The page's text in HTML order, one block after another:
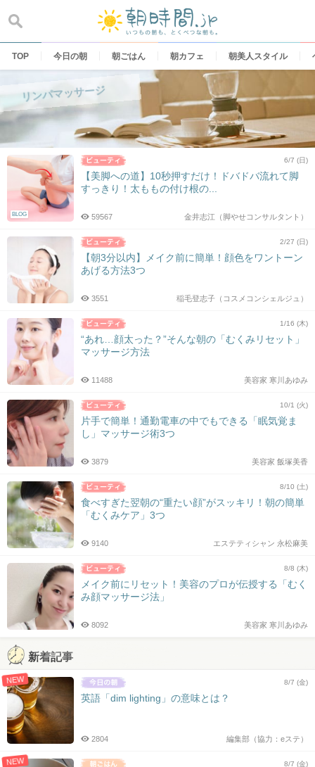
content
TOP 今日の朝 朝ごはん 朝カフェ 朝美人スタイル
リンパマッサージ
BLOG
6/7 (日)
【美脚への道】10秒押すだけ！ドバドバ流れて脚
すっきり！太ももの付け根の...
金井志江（脚やせコンサルタント）
59567
2/27 (日)
【朝3分以内】メイク前に簡単！顔色をワントーン
あげる方法3つ
稲毛登志子（コスメコンシェルジュ）
3551
1/16 (木)
“あれ…顔太った？”そんな朝の「むくみリセット」
マッサージ方法
美容家 寒川あゆみ
11488
10/1 (火)
片手で簡単！通勤電車の中でもできる「眠気覚ま
し」マッサージ術3つ
美容家 飯塚美香
3879
8/10 (土)
食べすぎた翌朝の“重たい顔”がスッキリ！朝の簡単
「むくみケア」3つ
エステティシャン 永松麻美
9140
8/8 (木)
メイク前にリセット！美容のプロが伝授する「むく
み顔マッサージ法」
美容家 寒川あゆみ
8092
新着記事
NEW 8/7 (金)
英語「dim lighting」の意味とは？
編集部（協力：eステ）
2804
NEW 8/7 (金)